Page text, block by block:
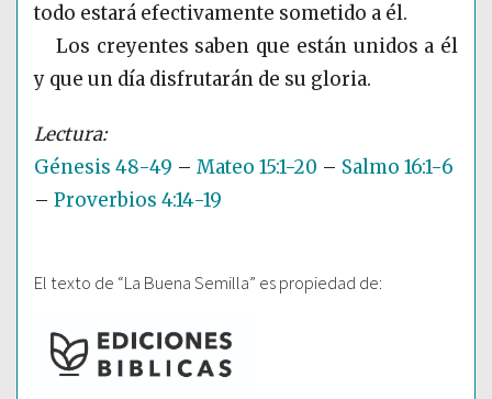
todo estará efectivamente sometido a él.
Los creyentes saben que están unidos a él
y que un día disfrutarán de su gloria.
Génesis 48-49 – Mateo 15:1-20 – Salmo 16:1-6
– Proverbios 4:14-19
El texto de “La Buena Semilla” es propiedad de: